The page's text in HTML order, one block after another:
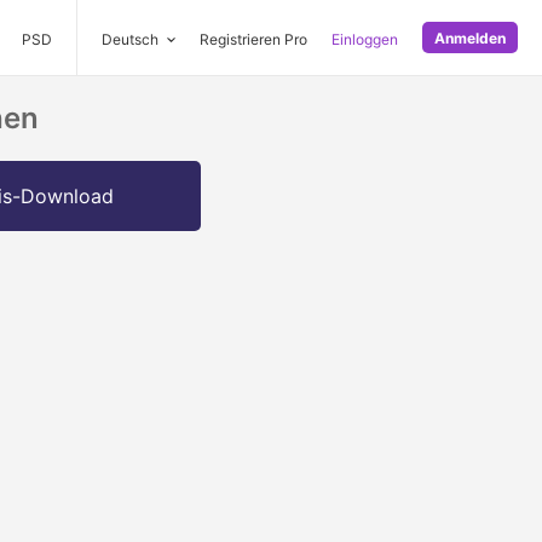
PSD Deutsch Registrieren Pro Einloggen Anmelden
Download